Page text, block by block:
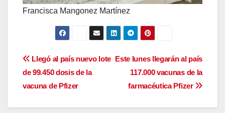
Francisca Mangonez Martínez
Navegación
de
entradas
Este lunes llegarán al país
117.000 vacunas de la
farmacéutica Pfizer
Llegó al país nuevo lote
de 99.450 dosis de la
vacuna de Pfizer